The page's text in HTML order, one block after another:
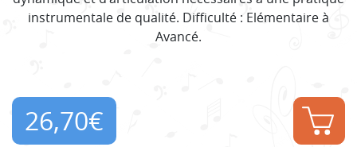
instrumentale de qualité. Difficulté : Elémentaire à
Avancé.
26,70€